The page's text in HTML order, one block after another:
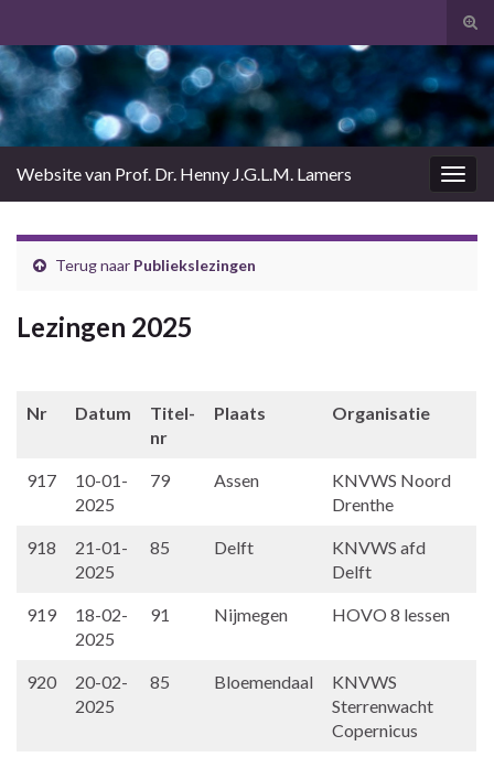
Search for:
Website van Prof. Dr. Henny J.G.L.M. Lamers
Terug naar Publiekslezingen
Lezingen 2025
Nr Datum
Titel-
nr
Plaats Organisatie
917
10-01-
2025
79 Assen
KNVWS Noord
Drenthe
918
21-01-
2025
85 Delft
KNVWS afd
Delft
919
18-02-
2025
91 Nijmegen HOVO 8 lessen
920
20-02-
2025
85 Bloemendaal
KNVWS
Sterrenwacht
Copernicus